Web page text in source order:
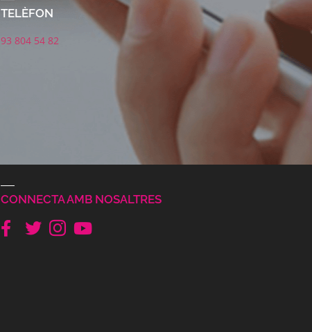
TELÈFON
93 804 54 82
CONNECTA AMB NOSALTRES